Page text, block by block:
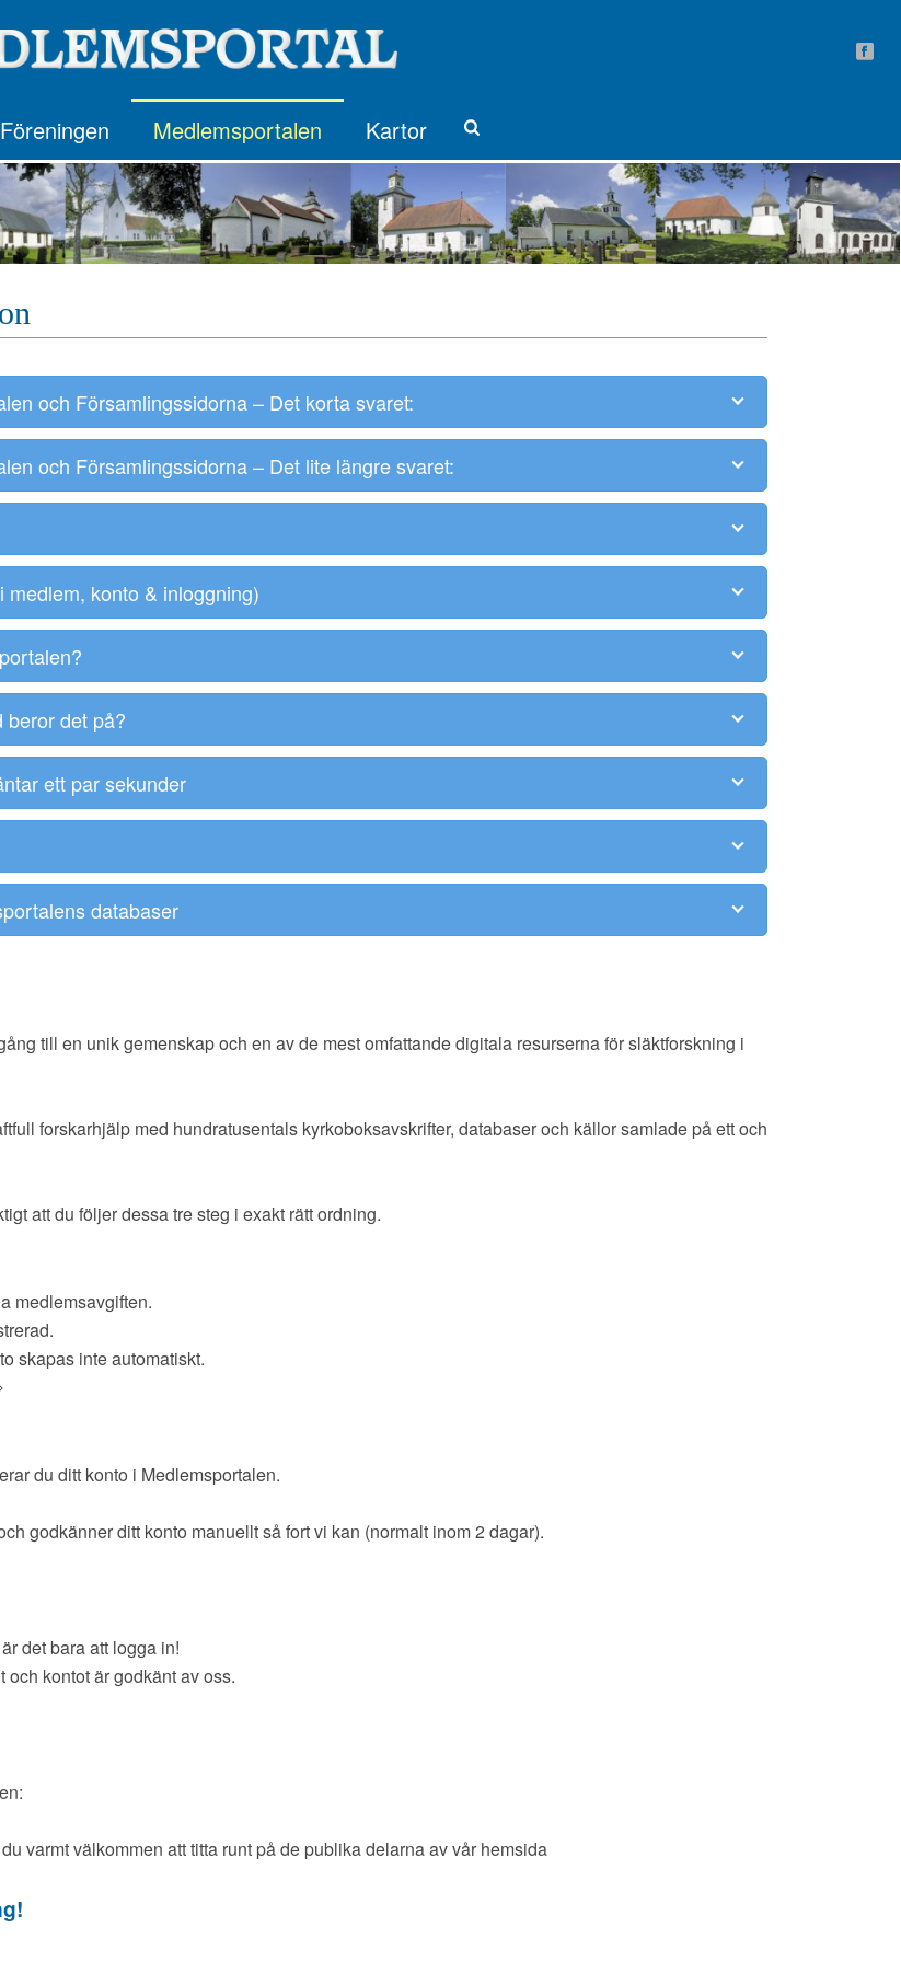
Föreningen Medlemsportalen Kartor
och Församlingssidorna – Det korta svaret:
och Församlingssidorna – Det lite längre svaret:
konto & inloggning)
beror det på?
ett par sekunder
databaser
till en unik gemenskap och en av de mest omfattande digitala resurserna för släktforskning i
forskarhjälp med hundratusentals kyrkoboksavskrifter, databaser och källor samlade på ett och
att du följer dessa tre steg i exakt rätt ordning.
medlemsavgiften.
skapas inte automatiskt.
du ditt konto i Medlemsportalen.
godkänner ditt konto manuellt så fort vi kan (normalt inom 2 dagar).
det bara att logga in!
kontot är godkänt av oss.
varmt välkommen att titta runt på de publika delarna av vår hemsida